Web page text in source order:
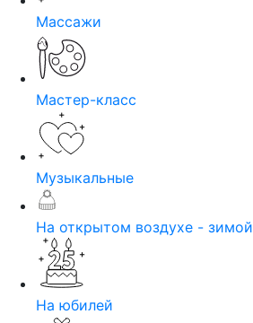
Массажи
Мастер-класс
Музыкальные
На открытом воздухе - зимой
На юбилей